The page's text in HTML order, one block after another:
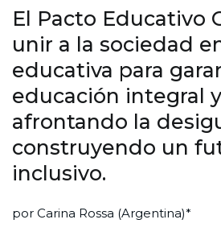
El Pacto Educativo
unir a la sociedad
educativa para
educación integral
afrontando la
construyendo un
inclusivo.
por Carina Rossa (Argentina)*